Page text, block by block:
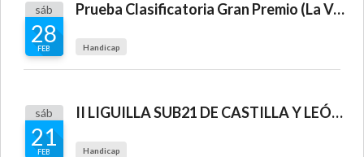
sáb
28
FEB
Prueba Clasificatoria Gran Premio (La Valmuza)
Handicap
sáb
21
FEB
II LIGUILLA SUB21 DE CASTILLA Y LEÓN - LA VALMUZA) 9 hoyos
Handicap